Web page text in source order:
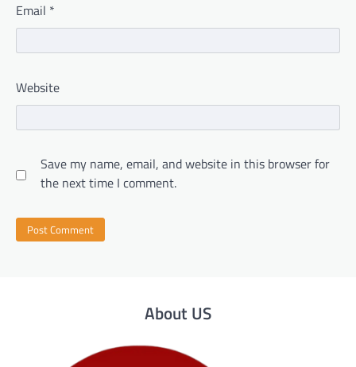
Email *
Website
Save my name, email, and website in this browser for
the next time I comment.
About US